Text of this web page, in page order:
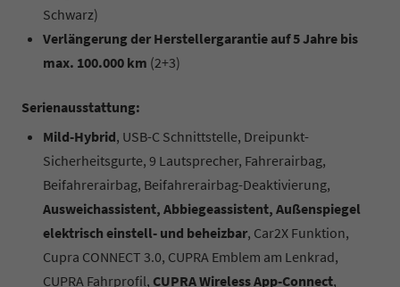
Schwarz)
Verlängerung der Herstellergarantie auf 5 Jahre bis
max. 100.000 km (2+3)
Serienausstattung:
Mild-Hybrid, USB-C Schnittstelle, Dreipunkt-
Sicherheitsgurte, 9 Lautsprecher, Fahrerairbag,
Beifahrerairbag, Beifahrerairbag-Deaktivierung,
Ausweichassistent, Abbiegeassistent, Außenspiegel
elektrisch einstell- und beheizbar, Car2X Funktion,
Cupra CONNECT 3.0, CUPRA Emblem am Lenkrad,
CUPRA Fahrprofil, CUPRA Wireless App-Connect,